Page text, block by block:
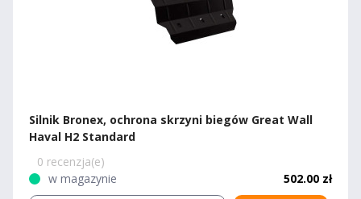
Silnik Bronex, ochrona skrzyni biegów Great Wall
Haval H2 Standard
0 recenzja(e)
w magazynie
502.00 zł